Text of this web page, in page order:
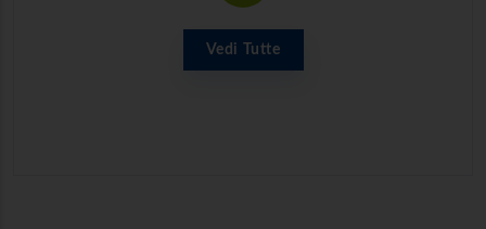
Vedi Tutte